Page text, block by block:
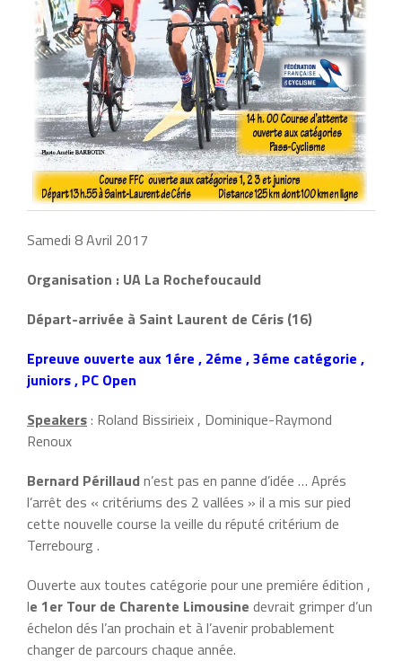
Samedi 8 Avril 2017
Organisation : UA La Rochefoucauld
Départ-arrivée à Saint Laurent de Céris (16)
Epreuve ouverte aux 1ére , 2éme , 3éme catégorie ,
juniors , PC Open
Speakers: Roland Bissirieix , Dominique-Raymond
Renoux
Bernard Périllaudn’est pas en panne d’idée … Aprés
l’arrêt des « critériums des 2 vallées » il a mis sur pied
cette nouvelle course la veille du réputé critérium de
Terrebourg .
Ouverte aux toutes catégorie pour une premiére édition ,
le 1er Tour de Charente Limousine devrait grimper d’un
échelon dés l’an prochain et à l’avenir probablement
changer de parcours chaque année.